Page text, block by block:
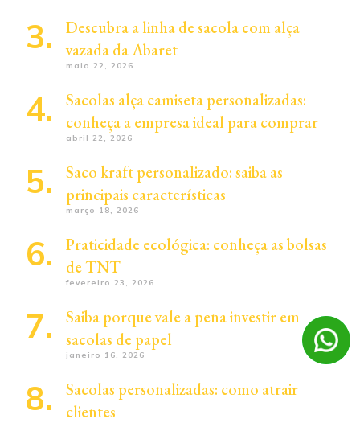
Descubra a linha de sacola com alça
vazada da Abaret
maio 22, 2026
Sacolas alça camiseta personalizadas:
conheça a empresa ideal para comprar
abril 22, 2026
Saco kraft personalizado: saiba as
principais características
março 18, 2026
Praticidade ecológica: conheça as bolsas
de TNT
fevereiro 23, 2026
Saiba porque vale a pena investir em
sacolas de papel
janeiro 16, 2026
Sacolas personalizadas: como atrair
clientes